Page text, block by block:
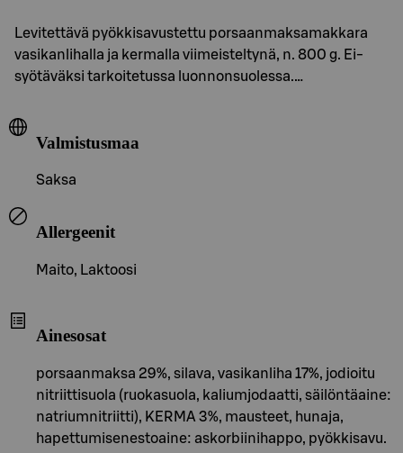
Levitettävä pyökkisavustettu porsaanmaksamakkara
vasikanlihalla ja kermalla viimeisteltynä, n. 800 g. Ei-
syötäväksi tarkoitetussa luonnonsuolessa.…
Valmistusmaa
Saksa
Allergeenit
Maito, Laktoosi
Ainesosat
porsaanmaksa 29%, silava, vasikanliha 17%, jodioitu
nitriittisuola (ruokasuola, kaliumjodaatti, säilöntäaine:
natriumnitriitti), KERMA 3%, mausteet, hunaja,
hapettumisenestoaine: askorbiinihappo, pyökkisavu.